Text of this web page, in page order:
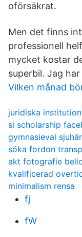
oförsäkrat.
Men det finns
professionell
mycket kostar
superbil. Jag
Vilken månad
juridiska
si scholarship
gymnasieval
söka fordon
akt fotografie
kvalificerad
minimalism rensa
fj
fW